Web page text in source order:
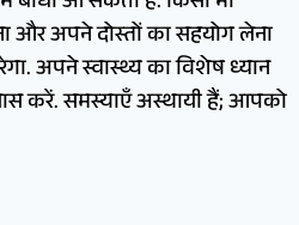
और अपने दोस्तों का सहयोग लेना
अपने स्वास्थ्य का विशेष ध्यान
करें. समस्याएँ अस्थायी हैं; आपको